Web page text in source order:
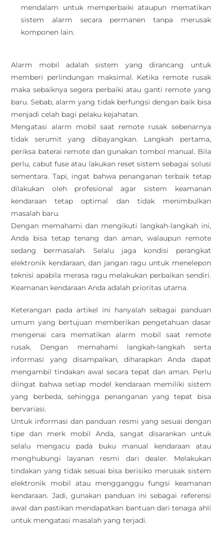
mendalam untuk memperbaiki ataupun mematikan
sistem alarm secara permanen tanpa merusak
komponen lain.
Alarm mobil adalah sistem yang dirancang untuk
memberi perlindungan maksimal. Ketika remote rusak
maka sebaiknya segera perbaiki atau ganti remote yang
baru. Sebab, alarm yang tidak berfungsi dengan baik bisa
menjadi celah bagi pelaku kejahatan.
Mengatasi alarm mobil saat remote rusak sebenarnya
tidak serumit yang dibayangkan. Langkah pertama,
periksa baterai remote dan gunakan tombol manual. Bila
perlu, cabut fuse atau lakukan reset sistem sebagai solusi
sementara. Tapi, ingat bahwa penanganan terbaik tetap
dilakukan oleh profesional agar sistem keamanan
kendaraan tetap optimal dan tidak menimbulkan
masalah baru.
Dengan memahami dan mengikuti langkah-langkah ini,
Anda bisa tetap tenang dan aman, walaupun remote
sedang bermasalah. Selalu jaga kondisi perangkat
elektronik kendaraan, dan jangan ragu untuk menelepon
teknisi apabila merasa ragu melakukan perbaikan sendiri.
Keamanan kendaraan Anda adalah prioritas utama.
Keterangan pada artikel ini hanyalah sebagai panduan
umum yang bertujuan memberikan pengetahuan dasar
mengenai cara mematikan alarm mobil saat remote
rusak. Dengan memahami langkah-langkah serta
informasi yang disampaikan, diharapkan Anda dapat
mengambil tindakan awal secara tepat dan aman. Perlu
diingat bahwa setiap model kendaraan memiliki sistem
yang berbeda, sehingga penanganan yang tepat bisa
bervariasi.
Untuk informasi dan panduan resmi yang sesuai dengan
tipe dan merk mobil Anda, sangat disarankan untuk
selalu mengacu pada buku manual kendaraan atau
menghubungi layanan resmi dari dealer. Melakukan
tindakan yang tidak sesuai bisa berisiko merusak sistem
elektronik mobil atau mengganggu fungsi keamanan
kendaraan. Jadi, gunakan panduan ini sebagai referensi
awal dan pastikan mendapatkan bantuan dari tenaga ahli
untuk mengatasi masalah yang terjadi.